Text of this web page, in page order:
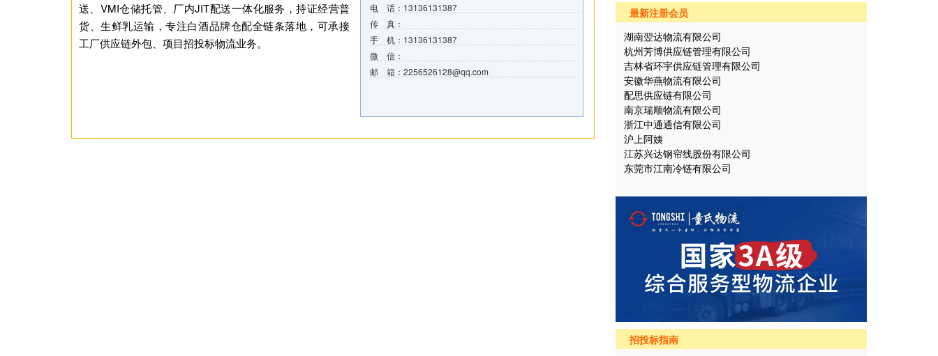
电 话：13136131387
传 真：
手 机：13136131387
微 信：
邮 箱：2256526128@qq.com
送、VMI仓储托管、厂内JIT配送一体化服务，持证经营普
货、生鲜乳运输，专注白酒品牌仓配全链条落地，可承接
工厂供应链外包、项目招投标物流业务。
最新注册会员
湖南翌达物流有限公司
杭州芳博供应链管理有限公司
吉林省环宇供应链管理有限公司
安徽华燕物流有限公司
配思供应链有限公司
南京瑞顺物流有限公司
浙江中通通信有限公司
沪上阿姨
江苏兴达钢帘线股份有限公司
东莞市江南冷链有限公司
招投标指南